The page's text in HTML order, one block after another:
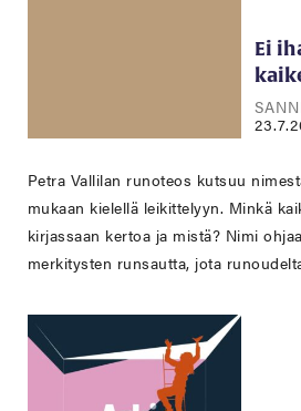
Ei
Petra Vallilan runoteos kutsuu
mukaan kielellä leikittelyyn. Minkä
kirjassaan kertoa ja mistä? Nimi
merkitysten runsautta, jota